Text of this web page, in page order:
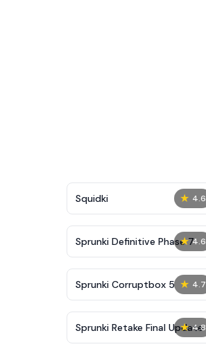
★ 4.6
Squidki
★ 4.6
Sprunki Definitive Phase 7
★ 4.7
Sprunki Corruptbox 5
★ 4.8
Sprunki Retake Final Update